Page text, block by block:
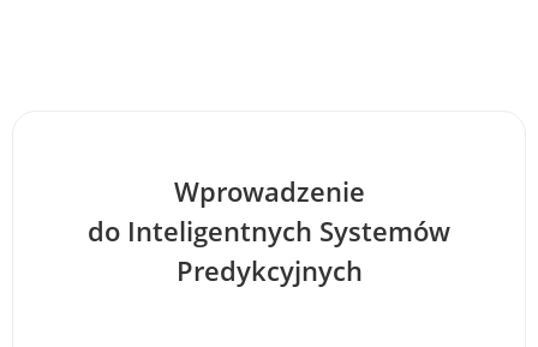
Wprowadzenie
do Inteligentnych Systemów
Predykcyjnych